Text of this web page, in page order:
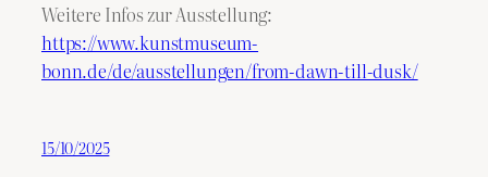
Weitere Infos zur Ausstellung:
https://www.kunstmuseum-
bonn.de/de/ausstellungen/from-dawn-till-dusk/
15/10/2025